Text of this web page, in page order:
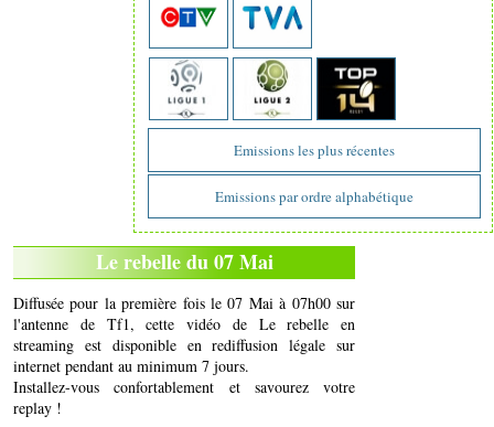
Emissions les plus récentes
Emissions par ordre alphabétique
Le rebelle du 07 Mai
Diffusée pour la première fois le 07 Mai à 07h00 sur
l'antenne de Tf1, cette vidéo de Le rebelle en
streaming est disponible en rediffusion légale sur
internet pendant au minimum 7 jours.
Installez-vous confortablement et savourez votre
replay !